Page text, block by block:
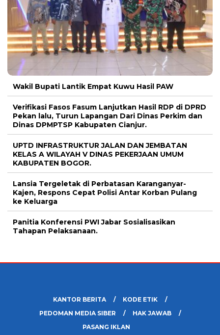
Wakil Bupati Lantik Empat Kuwu Hasil PAW
Verifikasi Fasos Fasum Lanjutkan Hasil RDP di DPRD
Pekan lalu, Turun Lapangan Dari Dinas Perkim dan
Dinas DPMPTSP Kabupaten Cianjur.
UPTD INFRASTRUKTUR JALAN DAN JEMBATAN
KELAS A WILAYAH V DINAS PEKERJAAN UMUM
KABUPATEN BOGOR.
Lansia Tergeletak di Perbatasan Karanganyar-
Kajen, Respons Cepat Polisi Antar Korban Pulang
ke Keluarga
Panitia Konferensi PWI Jabar Sosialisasikan
Tahapan Pelaksanaan.
KANTOR BERITA
KODE ETIK
PEDOMAN MEDIA SIBER
HAK JAWAB
PASANG IKLAN